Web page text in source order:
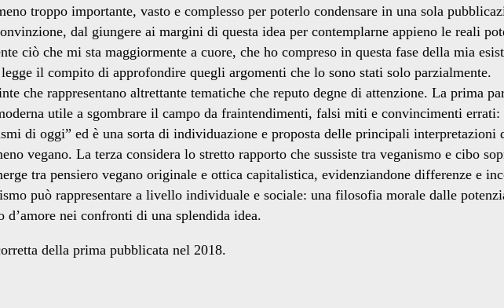
troppo importante, vasto e complesso per poterlo condensare in una sola
dal giungere ai margini di questa idea per contemplarne appieno le reali
ciò che mi sta maggiormente a cuore, che ho compreso in questa fase della mia
il compito di approfondire quegli argomenti che lo sono stati solo parzialmente.
che rappresentano altrettante tematiche che reputo degne di attenzione. La prima
utile a sgombrare il campo da fraintendimenti, falsi miti e convincimenti errati:
di oggi” ed è una sorta di individuazione e proposta delle principali
vegano. La terza considera lo stretto rapporto che sussiste tra veganismo e cibo
tra pensiero vegano originale e ottica capitalistica, evidenziandone differenze e
può rappresentare a livello individuale e sociale: una filosofia morale dalle
nei confronti di una splendida idea.
della prima pubblicata nel 2018.